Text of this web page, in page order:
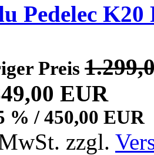
Pedelec
Preis
EUR
% / 450,00 EUR
zzgl.